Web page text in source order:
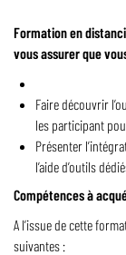
Description
Formation en
vous assurer que
Faire découvrir
les participant
Présenter
l’aide d’outils
Compétences à
A l’issue de cette
suivantes :